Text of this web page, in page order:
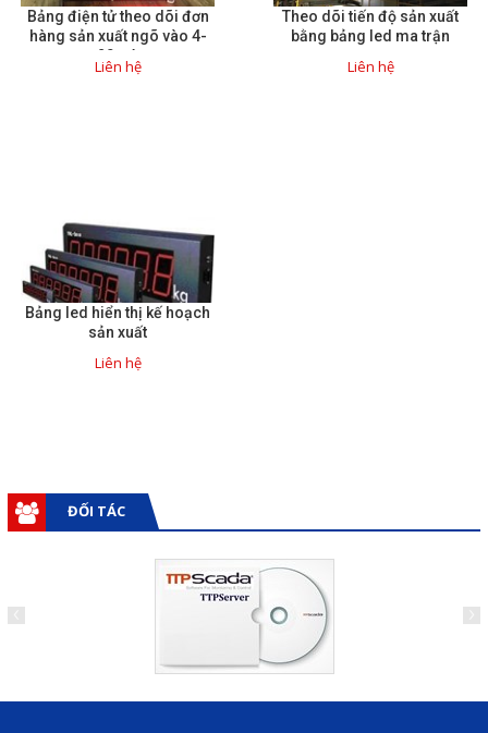
Bảng điện tử theo dõi đơn
hàng sản xuất ngõ vào 4-
20mA
Liên hệ
Theo dõi tiến độ sản xuất
bằng bảng led ma trận
Liên hệ
Bảng led hiển thị kế hoạch
sản xuất
Liên hệ
ĐỐI TÁC